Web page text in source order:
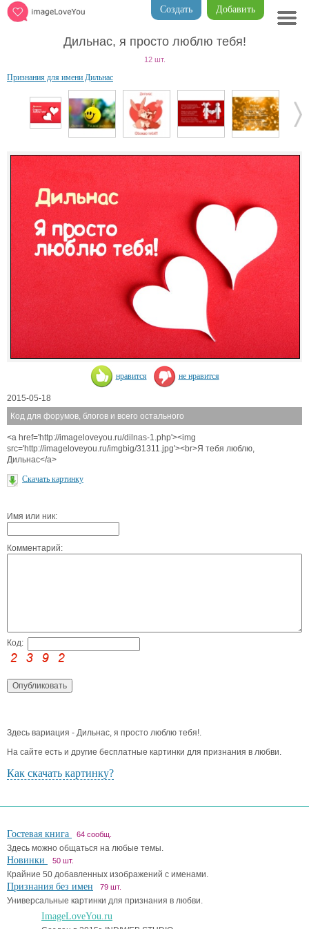
Добавить
Создать
Дильнас, я просто люблю тебя!
12 шт.
Признания для имени Дильнас
нравится не нравится
2015-05-18
Код для форумов, блогов и всего остального
<a href='http://imageloveyou.ru/dilnas-1.php'><img
src='http://imageloveyou.ru/imgbig/31311.jpg'><br>Я тебя люблю,
Дильнас</a>
Скачать картинку
Имя или ник:
Комментарий:
Код:
Здесь вариация - Дильнас, я просто люблю тебя!.
На сайте есть и другие бесплатные картинки для признания в любви.
Как скачать картинку?
Гостевая книга 64 сообщ.
Здесь можно общаться на любые темы.
Новинки 50 шт.
Крайние 50 добавленных изображений с именами.
Признания без имен 79 шт.
Универсальные картинки для признания в любви.
ImageLoveYou.ru